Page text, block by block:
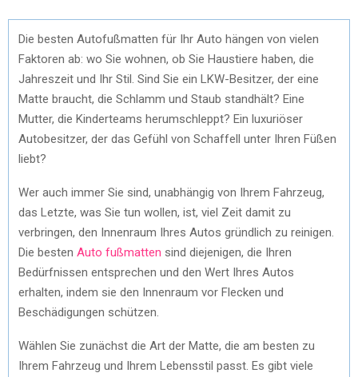
Die besten Autofußmatten für Ihr Auto hängen von vielen
Faktoren ab: wo Sie wohnen, ob Sie Haustiere haben, die
Jahreszeit und Ihr Stil. Sind Sie ein LKW-Besitzer, der eine
Matte braucht, die Schlamm und Staub standhält? Eine
Mutter, die Kinderteams herumschleppt? Ein luxuriöser
Autobesitzer, der das Gefühl von Schaffell unter Ihren Füßen
liebt?
Wer auch immer Sie sind, unabhängig von Ihrem Fahrzeug,
das Letzte, was Sie tun wollen, ist, viel Zeit damit zu
verbringen, den Innenraum Ihres Autos gründlich zu reinigen.
Die besten Auto fußmatten sind diejenigen, die Ihren
Bedürfnissen entsprechen und den Wert Ihres Autos
erhalten, indem sie den Innenraum vor Flecken und
Beschädigungen schützen.
Wählen Sie zunächst die Art der Matte, die am besten zu
Ihrem Fahrzeug und Ihrem Lebensstil passt. Es gibt viele